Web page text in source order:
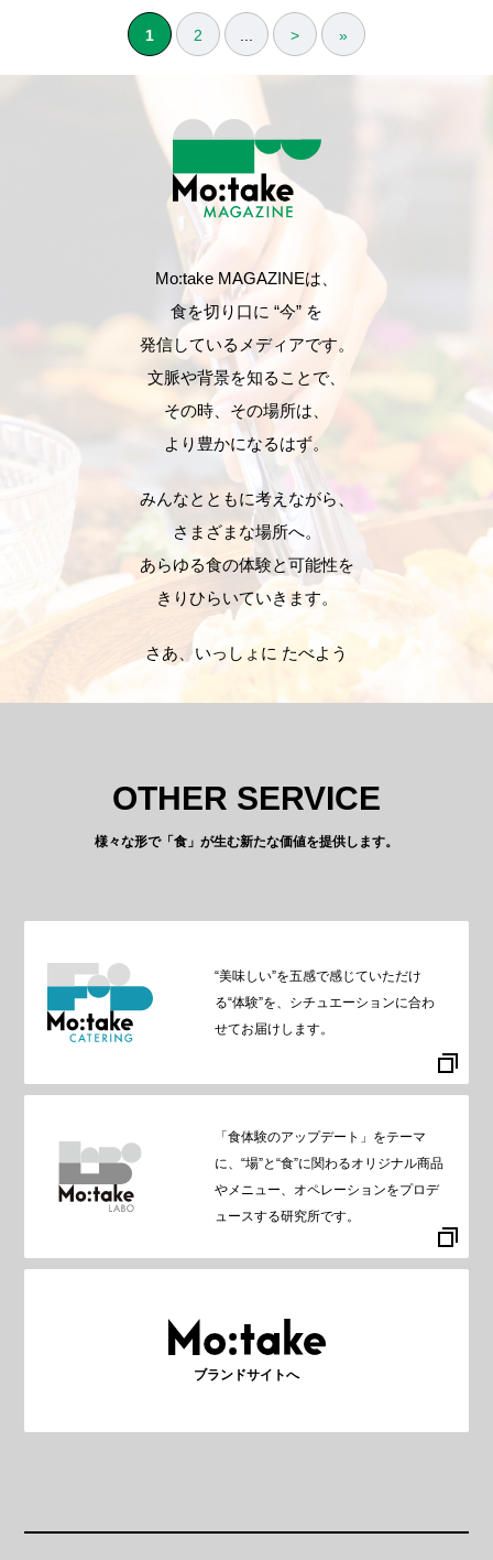
1 2 > »
Mo:take MAGAZINEは、
食を切り口に “今” を
発信しているメディアです。
文脈や背景を知ることで、
その時、その場所は、
より豊かになるはず。
みんなとともに考えながら、
さまざまな場所へ。
あらゆる食の体験と可能性を
きりひらいていきます。
さあ、いっしょに たべよう
OTHER SERVICE
様々な形で「食」が生む新たな価値を提供します。
“美味しい”を五感で感じていただけ
る“体験”を、シチュエーションに合わ
せてお届けします。
「食体験のアップデート」をテーマ
に、“場”と“食”に関わるオリジナル商品
やメニュー、オペレーションをプロデ
ュースする研究所です。
ブランドサイトへ